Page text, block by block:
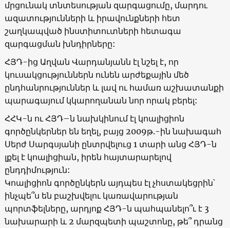
մրցունակ տնտեսության զարգացումը, մարդու
ազատությունների և իրավունքների հետ
շաղկապված ինստիտուտների հետագա
զարգացման խնդիրները:
ՀՅԴ-ից Աղվան Վարդանյանն էլ նշել է, որ
կուսակցություններն ունեն արժեքային մեծ
ընդհանրություններ և լավ ու համառ աշխատանքի
պարագայում կկարողանան նոր որակ բերել:
ՀՀԿ-ն ու ՀՅԴ–ն նախկինում էլ կոալիցիոն
գործընկերներ են եղել, բայց 2009թ.-ին նախագահ
Սերժ Սարգսյանի ընտրվելուց 1 տարի անց ՀՅԴ-ն
լքել է կոալիցիան, իրեն հայտարարելով
ընդդիմություն:
Կոալիցիոն գործընկերն այդպես էլ չհստակեցրին՝
ինչպե՞ս են բաշխվելու կառավարության
պորտֆելները, արդյոք ՀՅԴ-ն պահպանելո՞ւ է 3
նախարարի և 2 մարզպետի պաշտոնը, թե՞ դրանց